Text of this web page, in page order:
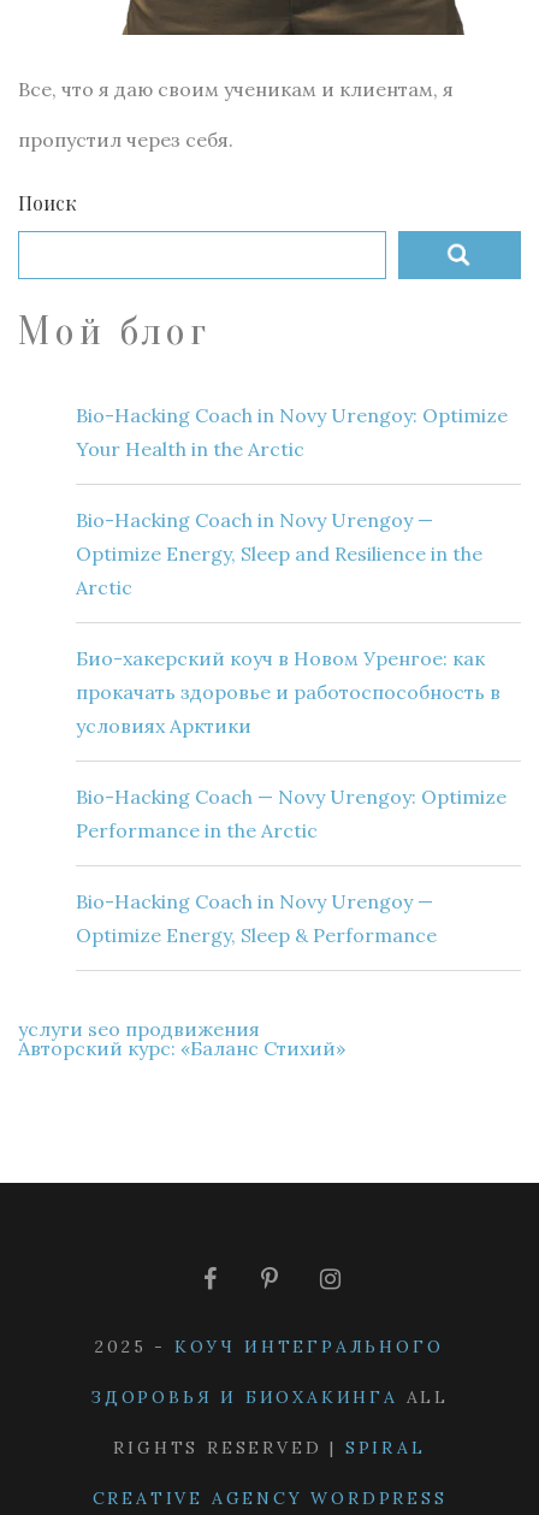
Все, что я даю своим ученикам и клиентам, я
пропустил через себя.
Поиск
Мой блог
Bio-Hacking Coach in Novy Urengoy: Optimize
Your Health in the Arctic
Bio-Hacking Coach in Novy Urengoy —
Optimize Energy, Sleep and Resilience in the
Arctic
Био-хакерский коуч в Новом Уренгое: как
прокачать здоровье и работоспособность в
условиях Арктики
Bio-Hacking Coach — Novy Urengoy: Optimize
Performance in the Arctic
Bio-Hacking Coach in Novy Urengoy —
Optimize Energy, Sleep & Performance
услуги seo продвижения
Авторский курс: «Баланс Стихий»
2025 -КОУЧ ИНТЕГРАЛЬНОГО
ЗДОРОВЬЯ И БИОХАКИНГА ALL
RIGHTS RESERVED | SPIRAL
CREATIVE AGENCY WORDPRESS